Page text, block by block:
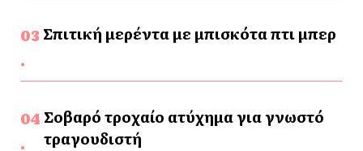
Σπιτική μερέντα με μπισκότα πτι μπερ
Σοβαρό τροχαίο ατύχημα για γνωστό
τραγουδιστή